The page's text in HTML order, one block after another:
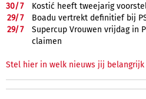
30/7
Kostić heeft tweejarig
29/7
Boadu vertrekt definitief bij
29/7
Supercup Vrouwen vrijdag in
claimen
Stel hier in welk nieuws jij belangrijk